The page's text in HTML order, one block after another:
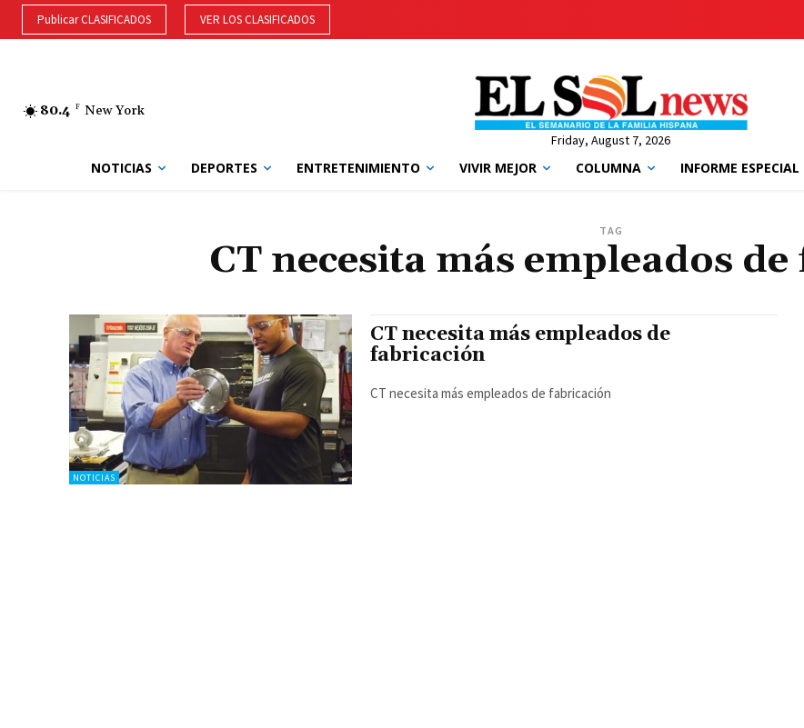
Publicar CLASIFICADOS VER LOS CLASIFICADOS
80.4 F New York
Friday, August 7, 2026
NOTICIAS DEPORTES ENTRETENIMIENTO VIVIR MEJOR COLUMNA INFORME ESPECIAL
TAG
CT necesita más empleados
NOTICIAS
CT necesita más empleados de
fabricación
CT necesita más empleados de fabricación